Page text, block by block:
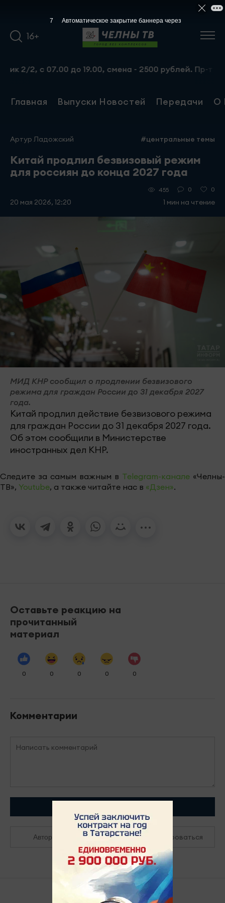
16+
2, с 07.00 до 19.00, смена - 2500 рублей. Пр-т
Главная Выпуски Новостей Передачи О
Артур Ладожский #центральные темы
Китай продлил безвизовый режим
для россиян до конца 2027 года
20 мая 2026, 12:20
455 0 0
1 мин на чтение
МИД КНР сообщил о продлении безвизового
режима для граждан России до 31 декабря 2027
года.
Китай продлил действие безвизового режима
для граждан России до 31 декабря 2027 года.
Об этом сообщили в Министерстве
иностранных дел КНР.
Следите за самым важным в Telegram-канале «Челны-
ТВ», Youtube, а также читайте нас в «Дзен».
Оставьте реакцию на
прочитанный
материал
0 0 0 0 0
Комментарии
Авторизоваться Зарегистрироваться
7 Автоматическое закрытие баннера через